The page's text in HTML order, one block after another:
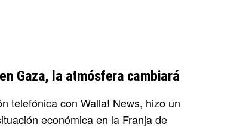
Gaza, la atmósfera cambiará
telefónica con Walla! News, hizo un
económica en la Franja de